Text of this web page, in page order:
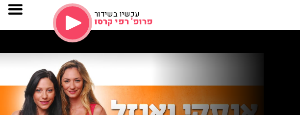
עכשיו בשידור
פרופ' רפי קרסו